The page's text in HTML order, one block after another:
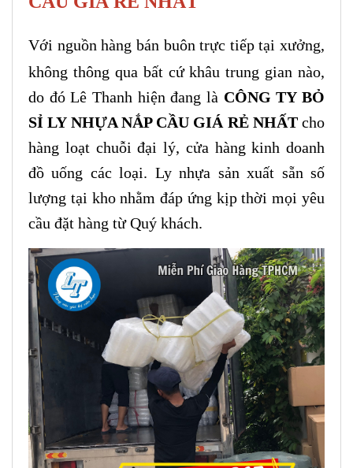
Với nguồn hàng bán buôn trực tiếp tại xưởng,
không thông qua bất cứ khâu trung gian nào,
do đó Lê Thanh hiện đang là CÔNG TY BỎ
SỈ LY NHỰA NẮP CẦU GIÁ RẺ NHẤT cho
hàng loạt chuỗi đại lý, cửa hàng kinh doanh
đồ uống các loại. Ly nhựa sản xuất sẵn số
lượng tại kho nhằm đáp ứng kịp thời mọi yêu
cầu đặt hàng từ Quý khách.